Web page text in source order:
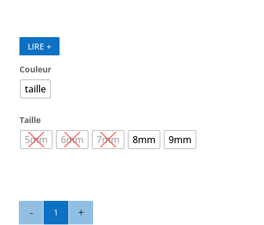
LIRE +
Couleur
taille
Taille
5mm 6mm 7mm 8mm 9mm
quantité